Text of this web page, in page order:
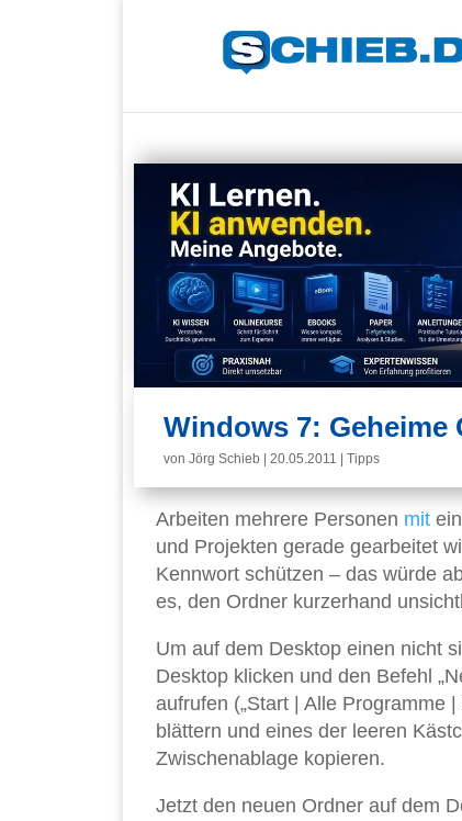
Windows 7: Geheime
von Jörg Schieb 20.05.2011 Tipps
Arbeiten mehrere Personen mit
und Projekten gerade gearbeitet
Kennwort schützen – das würde
es, den Ordner kurzerhand
Um auf dem Desktop einen nicht
Desktop klicken und den Befehl
aufrufen („Start | Alle Programme
blättern und eines der leeren
Zwischenablage kopieren.
Jetzt den neuen Ordner auf dem